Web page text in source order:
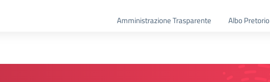
Amministrazione Trasparente Albo Pretorio